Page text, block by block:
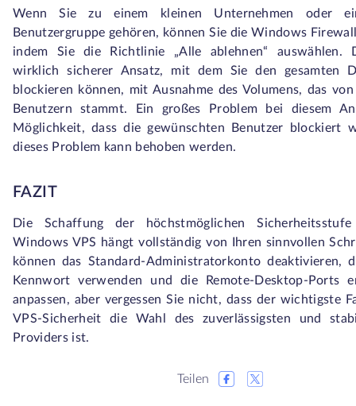
Wenn Sie zu einem kleinen Unternehmen oder
Benutzergruppe gehören, können Sie die Windows
indem Sie die Richtlinie „Alle ablehnen“ auswählen.
wirklich sicherer Ansatz, mit dem Sie den gesamten
blockieren können, mit Ausnahme des Volumens, das
Benutzern stammt. Ein großes Problem bei diesem
Möglichkeit, dass die gewünschten Benutzer blockiert
dieses Problem kann behoben werden.
FAZIT
Die Schaffung der höchstmöglichen
Windows VPS hängt vollständig von Ihren sinnvollen
können das Standard-Administratorkonto deaktivieren,
Kennwort verwenden und die Remote-Desktop-Ports
anpassen, aber vergessen Sie nicht, dass der wichtigste
VPS-Sicherheit die Wahl des zuverlässigsten und
Providers ist.
Teilen